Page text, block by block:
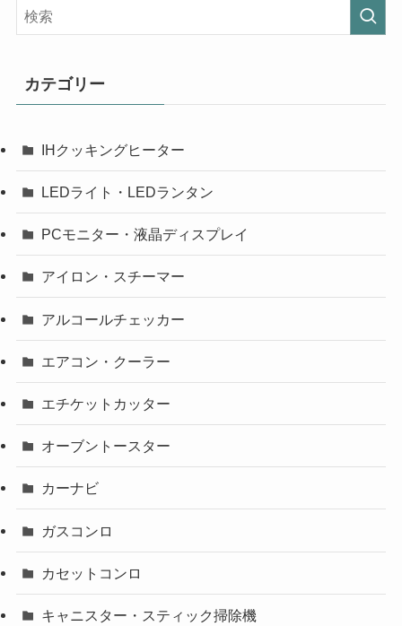
カテゴリー
IHクッキングヒーター
LEDライト・LEDランタン
PCモニター・液晶ディスプレイ
アイロン・スチーマー
アルコールチェッカー
エアコン・クーラー
エチケットカッター
オーブントースター
カーナビ
ガスコンロ
カセットコンロ
キャニスター・スティック掃除機